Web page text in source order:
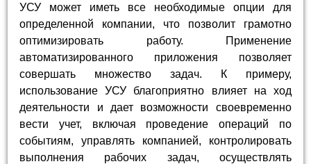
УСУ может иметь все необходимые опции для
определенной компании, что позволит грамотно
оптимизировать работу. Применение
автоматизированного приложения позволяет
совершать множество задач. К примеру,
использование УСУ благоприятно влияет на ход
деятельности и дает возможности своевременно
вести учет, включая проведение операций по
событиям, управлять компанией, контролировать
выполнения рабочих задач, осуществлять